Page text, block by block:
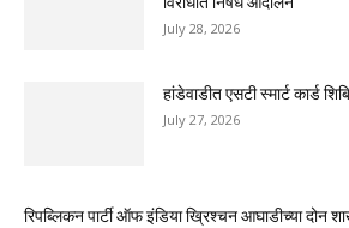
July 28, 2026
हांडेवाडीत एसटी स्मार्ट कार्ड
July 27, 2026
रिपब्लिकन पार्टी ऑफ इंडिया ख्रिश्चन आघाडीच्या दोन